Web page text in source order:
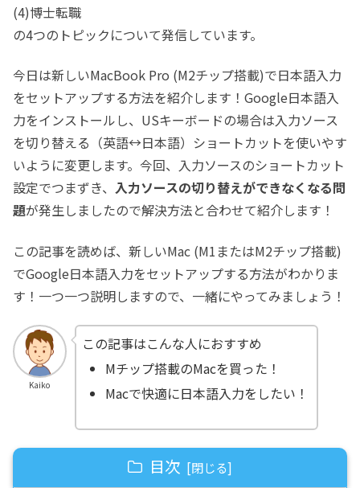
(4)博士転職
の4つのトピックについて発信しています。
今日は新しいMacBook Pro (M2チップ搭載)で日本語入力
をセットアップする方法を紹介します！Google日本語入
力をインストールし、USキーボードの場合は入力ソース
を切り替える（英語↔日本語）ショートカットを使いやす
いように変更します。今回、入力ソースのショートカット
設定でつまずき、 入力ソースの切り替えができなくなる問
題が発生しましたので解決方法と合わせて紹介します！
この記事を読めば、新しいMac (M1またはM2チップ搭載)
でGoogle日本語入力をセットアップする方法がわかりま
す！一つ一つ説明しますので、一緒にやってみましょう！
Kaiko
この記事はこんな人におすすめ
Mチップ搭載のMacを買った！
Macで快適に日本語入力をしたい！
目次